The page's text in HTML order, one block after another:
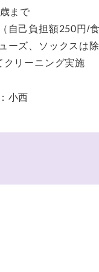
まで
自己負担額250円/食
ーズ、ソックスは除
クリーニング実施
小西